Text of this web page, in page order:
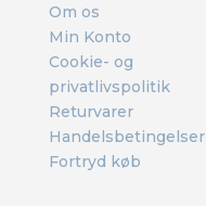
Om os
Min Konto
Cookie- og
privatlivspolitik
Returvarer
Handelsbetingelser
Fortryd køb